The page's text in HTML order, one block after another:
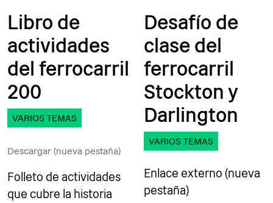
Libro de
actividades
del ferrocarril
200
VARIOS TEMAS
Descargar (nueva pestaña)
Folleto de actividades
que cubre la historia
Desafío de
clase del
ferrocarril
Stockton y
Darlington
VARIOS TEMAS
Enlace externo (nueva
pestaña)